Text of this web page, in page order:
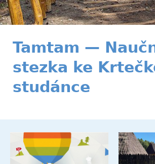
Tamtam —
stezka ke
studánce